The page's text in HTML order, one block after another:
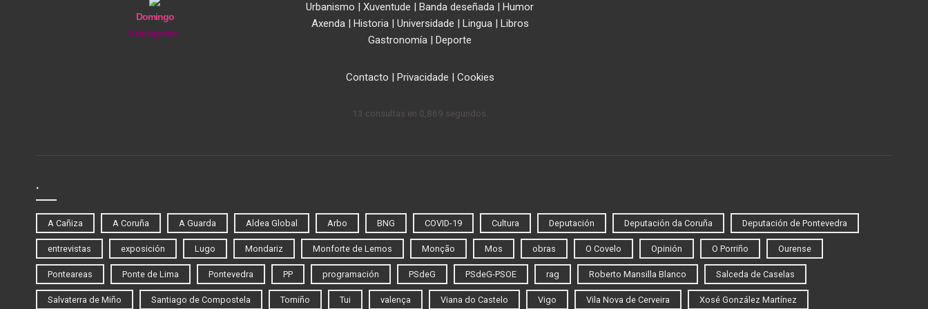
Domingo
9 de Agosto
Urbanismo | Xuventude | Banda deseñada | Humor
Axenda| Historia| Universidade | Lingua| Libros
Gastronomía | Deporte
Contacto | Privacidade | Cookies
13 consultas en 0,869 segundos.
.
A Cañiza A Coruña A Guarda Aldea Global Arbo BNG COVID-19 Cultura Deputación Deputación da Coruña Deputación de Pontevedra
entrevistas exposición Lugo Mondariz Monforte de Lemos Monção Mos obras O Covelo Opinión O Porriño Ourense
Ponteareas Ponte de Lima Pontevedra PP programación PSdeG PSdeG-PSOE rag Roberto Mansilla Blanco Salceda de Caselas
Salvaterra de Miño Santiago de Compostela Tomiño Tui valença Viana do Castelo Vigo Vila Nova de Cerveira Xosé González Martínez